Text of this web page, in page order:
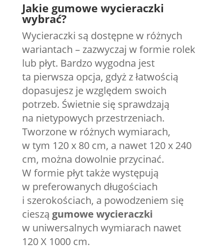
Jakie gumowe wycieraczki
wybrać?
Wycieraczki są dostępne w różnych
wariantach – zazwyczaj w formie rolek
lub płyt. Bardzo wygodna jest
ta pierwsza opcja, gdyż z łatwością
dopasujesz je względem swoich
potrzeb. Świetnie się sprawdzają
na nietypowych przestrzeniach.
Tworzone w różnych wymiarach,
w tym 120 x 80 cm, a nawet 120 x 240
cm, można dowolnie przycinać.
W formie płyt także występują
w preferowanych długościach
i szerokościach, a powodzeniem się
cieszą gumowe wycieraczki
w uniwersalnych wymiarach nawet
120 X 1000 cm.